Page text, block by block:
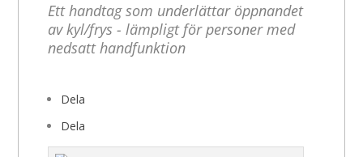
Ett handtag som underlättar öppnandet
av kyl/frys - lämpligt för personer med
nedsatt handfunktion
Dela
Dela